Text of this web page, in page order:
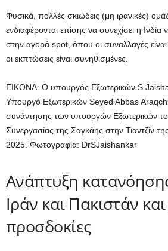
Φυσικά, πολλές σκιώδεις (μη ιρανικές)
ενδιαφέρονται επίσης να συνεχίσει η Ινδία
στην αγορά spot, όπου οι συναλλαγές είναι
οι εκπτώσεις είναι συνηθισμένες.
ΕΙΚΟΝΑ: Ο υπουργός Εξωτερικών S
Υπουργό Εξωτερικών Seyed Abbas
συνάντησης των υπουργών Εξωτερικών
Συνεργασίας της Σαγκάης στην Τιαντζίν
2025. Φωτογραφία: DrSJaishankar
Ανάπτυξη
Ιράν και Πακιστάν
προσδοκίες